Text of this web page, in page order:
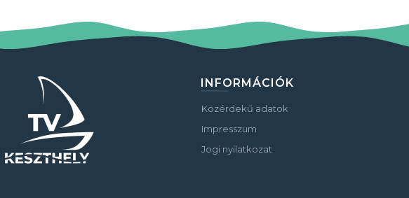
INFORMÁCIÓK
Közérdekű adatok
Impresszum
Jogi nyilatkozat